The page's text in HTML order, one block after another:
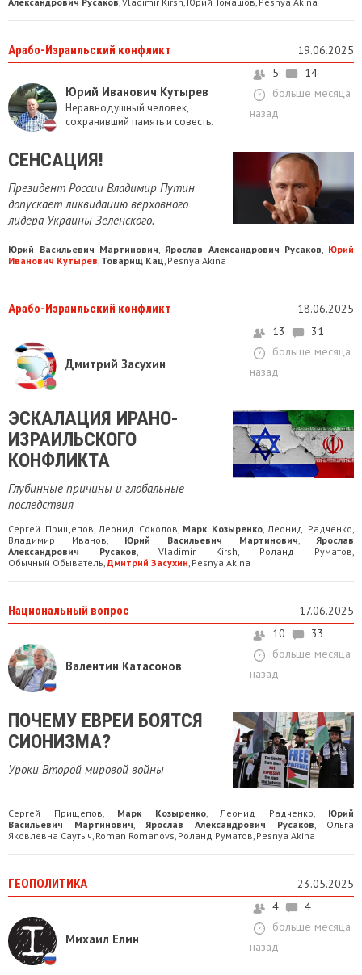
Арабо-Израильский конфликт 19.06.2025
Юрий Иванович Кутырев
Неравнодушный человек,
сохранивший память и совесть.
5
14
больше месяца
назад
СЕНСАЦИЯ!
Президент России Владимир Путин
допускает ликвидацию верховного
лидера Украины Зеленского.
Юрий Васильевич Мартинович Ярослав Александрович Русаков
Юрий
Иванович Кутырев Товарищ Кац Pesnya Akina
Арабо-Израильский конфликт 18.06.2025
Дмитрий Засухин
13
31
больше месяца
назад
​ЭСКАЛАЦИЯ ИРАНО-
ИЗРАИЛЬСКОГО
КОНФЛИКТА
Глубинные причины и глобальные
последствия
Сергей Прищепов Леонид Соколов Марк Козыренко, Леонид Радченко
Владимир Иванов Юрий Васильевич Мартинович
Ярослав
Александрович Русаков
Vladimir Kirsh Роланд Руматов
Обычный Обыватель Дмитрий Засухин Pesnya Akina
Национальный вопрос 17.06.2025
Валентин Катасонов
10
33
больше месяца
назад
​ПОЧЕМУ ЕВРЕИ БОЯТСЯ
СИОНИЗМА?
Уроки Второй мировой войны
Сергей Прищепов, Марк Козыренко,Леонид Радченко, Юрий
Васильевич Мартинович, Ярослав Александрович Русаков, Ольга
Яковлевна Саутыч, Roman Romanovs, Роланд Руматов, Pesnya Akina
ГЕОПОЛИТИКА 23.05.2025
Михаил Елин
4
4
больше месяца
назад